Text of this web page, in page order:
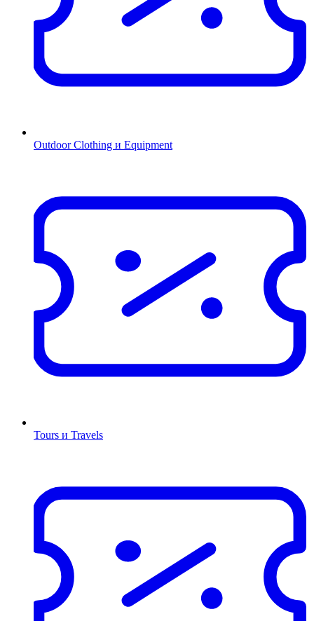
Outdoor Clothing и Equipment
Tours и Travels